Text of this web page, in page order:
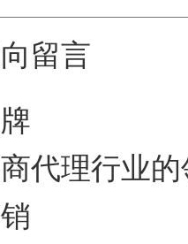
留言
代理行业